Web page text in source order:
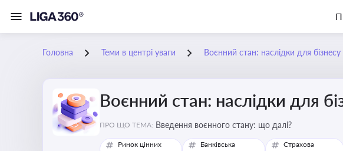
Головна Теми в центрі уваги Воєнний стан: наслідки для бізнесу
Воєнний стан: наслідки для
ПРО ЩО ТЕМА: Введення воєнного стану: що далі?
Ринок цінних
Банківська
Страхова